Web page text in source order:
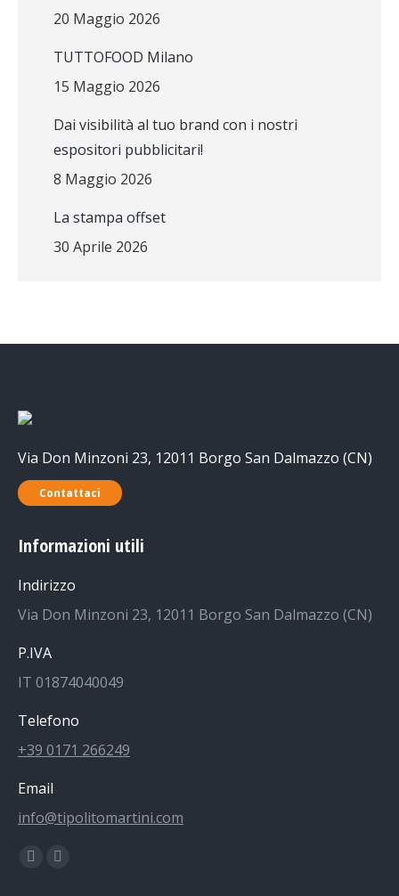
20 Maggio 2026
TUTTOFOOD Milano
15 Maggio 2026
Dai visibilità al tuo brand con i nostri
espositori pubblicitari!
8 Maggio 2026
La stampa offset
30 Aprile 2026
Via Don Minzoni 23, 12011 Borgo San Dalmazzo (CN)
Contattaci
Informazioni utili
Indirizzo
Via Don Minzoni 23, 12011 Borgo San Dalmazzo (CN)
P.IVA
IT 01874040049
Telefono
+39 0171 266249
Email
info@tipolitomartini.com
Find us on:
FacebookInstagram